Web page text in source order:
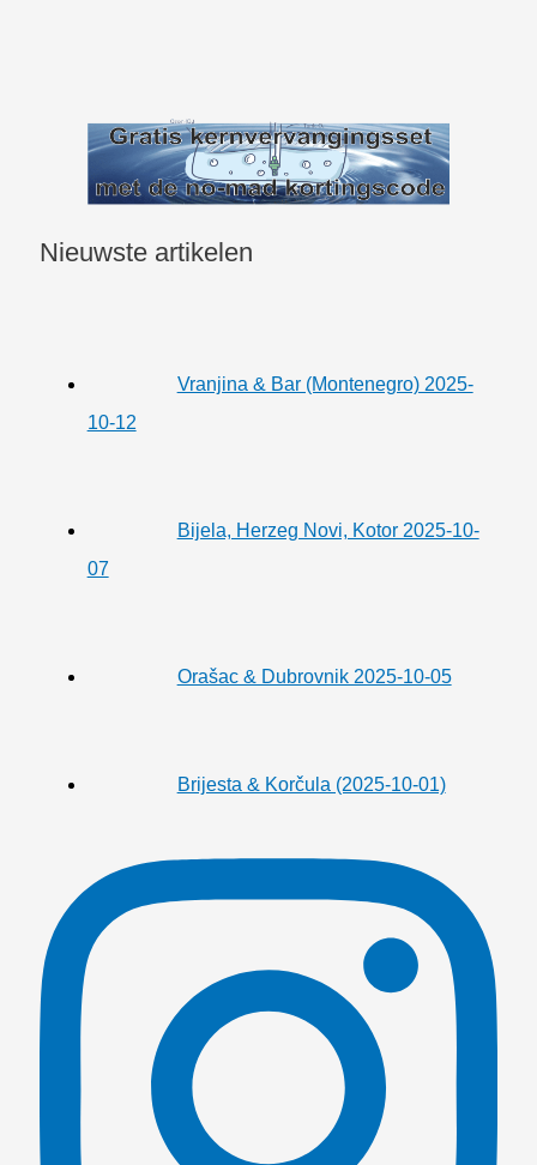
Nieuwste artikelen
Vranjina & Bar (Montenegro) 2025-
10-12
Bijela, Herzeg Novi, Kotor 2025-10-
07
Orašac & Dubrovnik 2025-10-05
Brijesta & Korčula (2025-10-01)